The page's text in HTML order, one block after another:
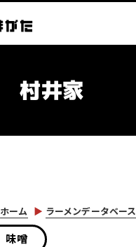
村井家
ホーム ラーメンデータベース
味噌